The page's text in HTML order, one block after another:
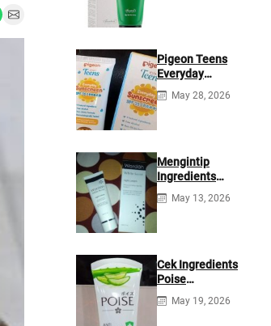
Share on Email
Pigeon Teens
Everyday
Sunscreen SPF
35 PA+++
May 28, 2026
Mengintip
Ingredients
Wardah White
Secret Night
May 13, 2026
Cek Ingredients
Poise
Antibacterial
Facial Foam
May 19, 2026